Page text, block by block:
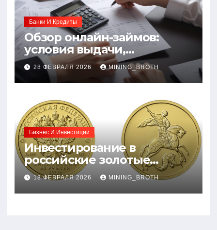
Банки И Кредиты
Обзор онлайн-займов:
условия выдачи,
процентные ставки и
требования к заемщикам
28 ФЕВРАЛЯ 2026 MINING_BROTH
Бизнес И Инвестиции
Инвестирование в
российские золотые
монеты: подробное
руководство
18 ФЕВРАЛЯ 2026 MINING_BROTH